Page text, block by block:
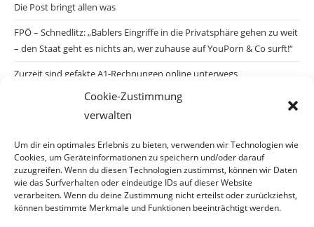
Cookie-Zustimmung
verwalten
Um dir ein optimales Erlebnis zu bieten, verwenden wir Technologien wie
Cookies, um Geräteinformationen zu speichern und/oder darauf
zuzugreifen. Wenn du diesen Technologien zustimmst, können wir Daten
wie das Surfverhalten oder eindeutige IDs auf dieser Website
verarbeiten. Wenn du deine Zustimmung nicht erteilst oder zurückziehst,
können bestimmte Merkmale und Funktionen beeinträchtigt werden.
Die Post bringt allen was
FPÖ – Schnedlitz: „Bablers Eingriffe in die Privatsphäre gehen zu weit
– den Staat geht es nichts an, wer zuhause auf YouPorn & Co surft!“
Zurzeit sind gefakte A1-Rechnungen online unterwegs
Salzburgs Juden und ihre Sicherheit: „Erst nach einem Anschlag wäre
die Gefahr endlich konkret!“
Biologisches Wunder in Ceuta
Ein vermeintliches Abschiebemärchen
Archiv